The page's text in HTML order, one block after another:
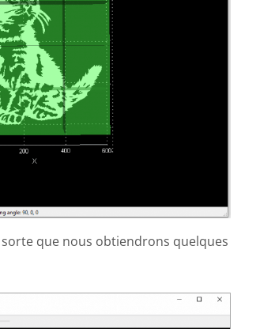
que nous obtiendrons quelques